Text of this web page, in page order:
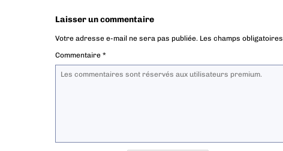
Laisser un commentaire
Votre adresse e-mail ne sera pas publiée. Les champs
Commentaire *